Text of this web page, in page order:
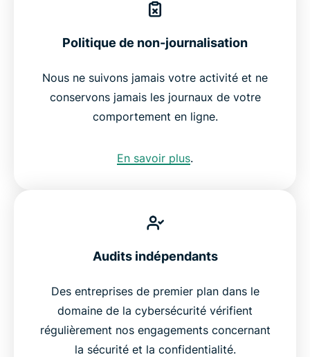
Politique de non-journalisation
Nous ne suivons jamais votre activité et ne
conservons jamais les journaux de votre
comportement en ligne.
En savoir plus.
Audits indépendants
Des entreprises de premier plan dans le
domaine de la cybersécurité vérifient
régulièrement nos engagements concernant
la sécurité et la confidentialité.